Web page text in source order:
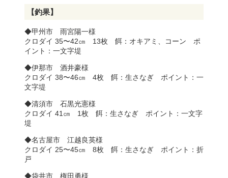
【釣果】
◆甲州市 雨宮陽一様
クロダイ 35〜42㎝ 13枚 餌：オキアミ、コーン ポ
イント：一文字堤
◆伊那市 酒井豪様
クロダイ 38〜46㎝ 4枚 餌：生さなぎ ポイント：一
文字堤
◆清須市 石黒光憲様
クロダイ 41㎝ 1枚 餌：生さなぎ ポイント：一文字
堤
◆名古屋市 江越良英様
クロダイ 25〜45㎝ 8枚 餌：生さなぎ ポイント：折
戸
◆袋井市 権田勇様